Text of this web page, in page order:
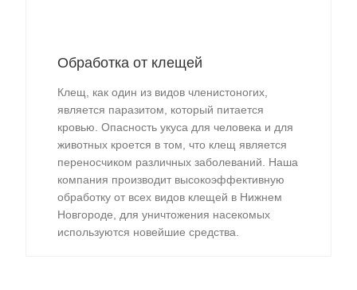
Обработка от клещей
Клещ, как один из видов членистоногих,
является паразитом, который питается
кровью. Опасность укуса для человека и для
животных кроется в том, что клещ является
переносчиком различных заболеваний. Наша
компания производит высокоэффективную
обработку от всех видов клещей в Нижнем
Новгороде, для уничтожения насекомых
используются новейшие средства.